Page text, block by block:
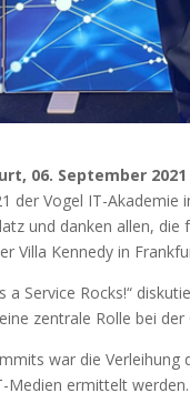
06. September 2021
der Vogel IT-Akademie
und danken allen,
Villa Kennedy in
a Service Rocks!“
zentrale Rolle bei
war die
Medien ermittelt werden.